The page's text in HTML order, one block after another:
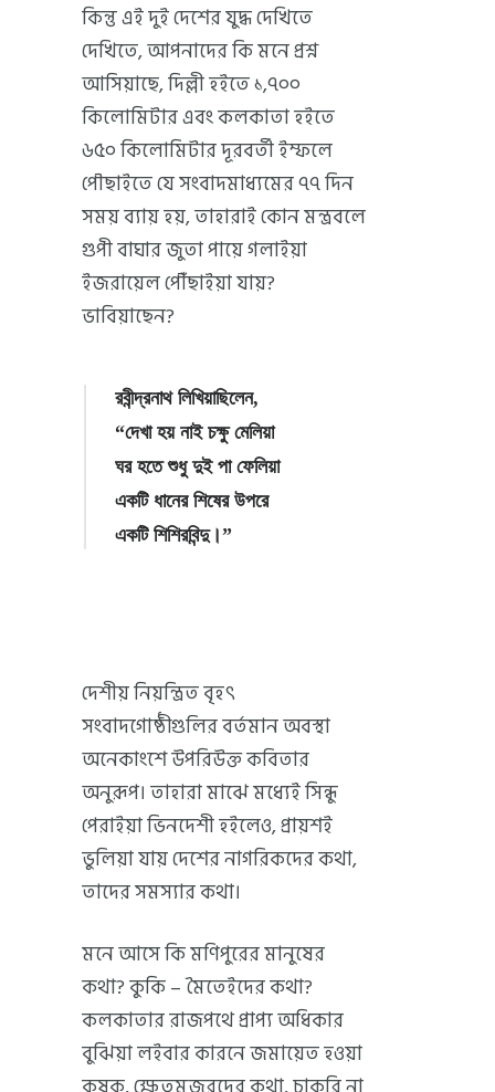
কিন্তু এই দুই দেশের যুদ্ধ দেখিতে
দেখিতে, আপনাদের কি মনে প্রশ্ন
আসিয়াছে, দিল্লী হইতে ১,৭০০
কিলোমিটার এবং কলকাতা হইতে
৬৫০ কিলোমিটার দূরবর্তী ইম্ফলে
পৌছাইতে যে সংবাদমাধ্যমের ৭৭ দিন
সময় ব্যায় হয়, তাহারাই কোন মন্ত্রবলে
গুপী বাঘার জুতা পায়ে গলাইয়া
ইজরায়েল পৌঁছাইয়া যায়?
ভাবিয়াছেন?
রবীন্দ্রনাথ লিখিয়াছিলেন,
“দেখা হয় নাই চক্ষু মেলিয়া
ঘর হতে শুধু দুই পা ফেলিয়া
একটি ধানের শিষের উপরে
একটি শিশিরবিন্দু।”
দেশীয় নিয়ন্ত্রিত বৃহৎ
সংবাদগোষ্ঠীগুলির বর্তমান অবস্থা
অনেকাংশে উপরিউক্ত কবিতার
অনুরূপ। তাহারা মাঝে মধ্যেই সিন্ধু
পেরাইয়া ভিনদেশী হইলেও, প্রায়শই
ভুলিয়া যায় দেশের নাগরিকদের কথা,
তাদের সমস্যার কথা।
মনে আসে কি মণিপুরের মানুষের
কথা? কুকি – মৈতেইদের কথা?
কলকাতার রাজপথে প্রাপ্য অধিকার
বুঝিয়া লইবার কারনে জমায়েত হওয়া